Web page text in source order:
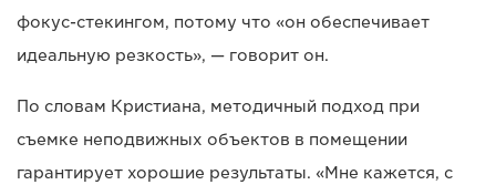
фокус-стекингом, потому что «он обеспечивает
идеальную резкость», — говорит он.
По словам Кристиана, методичный подход при
съемке неподвижных объектов в помещении
гарантирует хорошие результаты. «Мне кажется, с